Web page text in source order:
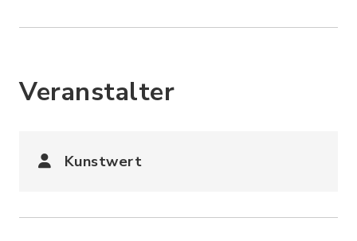
Veranstalter
Kunstwert